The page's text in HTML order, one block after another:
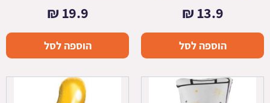
13.9
₪
הוספה לסל
19.9
₪
הוספה לסל